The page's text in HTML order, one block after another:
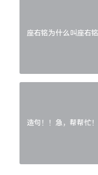
座右铭为什么叫座右
造句！！急，帮帮忙